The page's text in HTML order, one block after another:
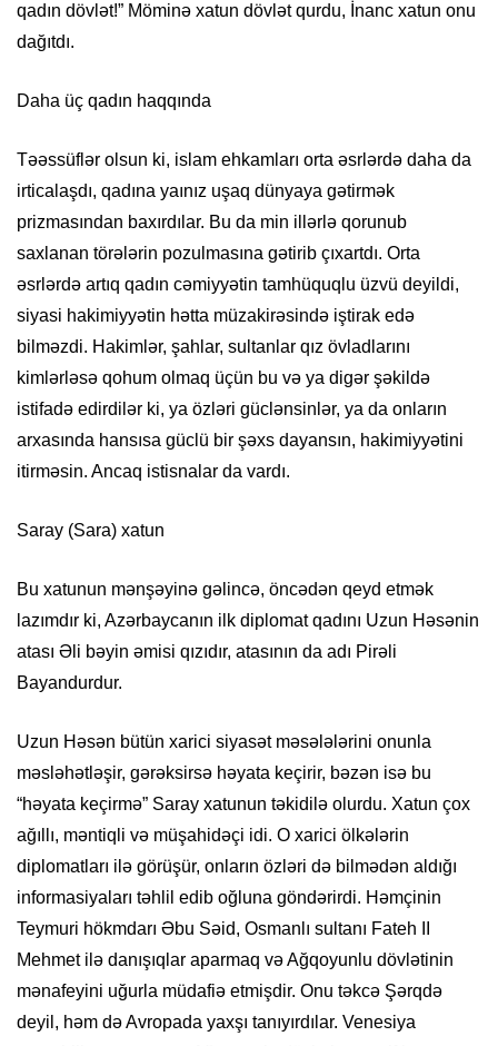
qadın dövlət!” Möminə xatun dövlət qurdu, İnanc xatun onu
dağıtdı.
Daha üç qadın haqqında
Təəssüflər olsun ki, islam ehkamları orta əsrlərdə daha da
irticalaşdı, qadına yaınız uşaq dünyaya gətirmək
prizmasından baxırdılar. Bu da min illərlə qorunub
saxlanan törələrin pozulmasına gətirib çıxartdı. Orta
əsrlərdə artıq qadın cəmiyyətin tamhüquqlu üzvü deyildi,
siyasi hakimiyyətin hətta müzakirəsində iştirak edə
bilməzdi. Hakimlər, şahlar, sultanlar qız övladlarını
kimlərləsə qohum olmaq üçün bu və ya digər şəkildə
istifadə edirdilər ki, ya özləri güclənsinlər, ya da onların
arxasında hansısa güclü bir şəxs dayansın, hakimiyyətini
itirməsin. Ancaq istisnalar da vardı.
Saray (Sara) xatun
Bu xatunun mənşəyinə gəlincə, öncədən qeyd etmək
lazımdır ki, Azərbaycanın ilk diplomat qadını Uzun Həsənin
atası Əli bəyin əmisi qızıdır, atasının da adı Pirəli
Bayandurdur.
Uzun Həsən bütün xarici siyasət məsələlərini onunla
məsləhətləşir, gərəksirsə həyata keçirir, bəzən isə bu
“həyata keçirmə” Saray xatunun təkidilə olurdu. Xatun çox
ağıllı, məntiqli və müşahidəçi idi. O xarici ölkələrin
diplomatları ilə görüşür, onların özləri də bilmədən aldığı
informasiyaları təhlil edib oğluna göndərirdi. Həmçinin
Teymuri hökmdarı Əbu Səid, Osmanlı sultanı Fateh II
Mehmet ilə danışıqlar aparmaq və Ağqoyunlu dövlətinin
mənafeyini uğurla müdafiə etmişdir. Onu təkcə Şərqdə
deyil, həm də Avropada yaxşı tanıyırdılar. Venesiya